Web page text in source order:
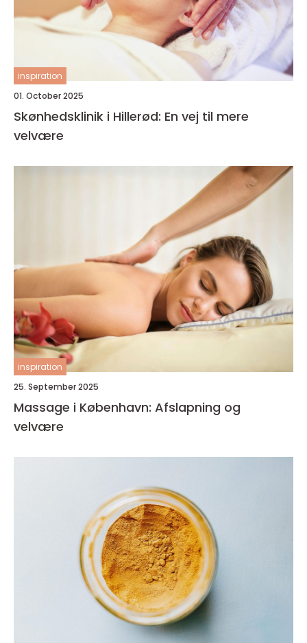
inspiration
01. October 2025
Skønhedsklinik i Hillerød: En vej til mere
velvære
inspiration
25. September 2025
Massage i København: Afslapning og
velvære